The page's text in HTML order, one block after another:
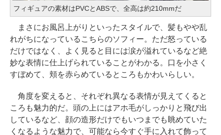
フィギュアの素材はPVCとABSで、全高は約210mmだ
まさにお風呂上がりといったスタイルで、髪もやや乱
れがちになっているこちらのソフィー。ただ怒っている
だけではなく、よく見ると目には涙が溢れているなど絶
妙な表情に仕上げられていることがわかる。口を小さく
すぼめて、頬を赤らめているところもかわいらしい。
角度を変えると、それぞれ異なる表情が見えてくると
ころも魅力的だ。頭の上にはアホ毛がしっかりと飛び出
しているなど、顔の造形だけでもいつまでも眺めていた
くなるような魅力で、可能なら今すぐ手に入れて飾って